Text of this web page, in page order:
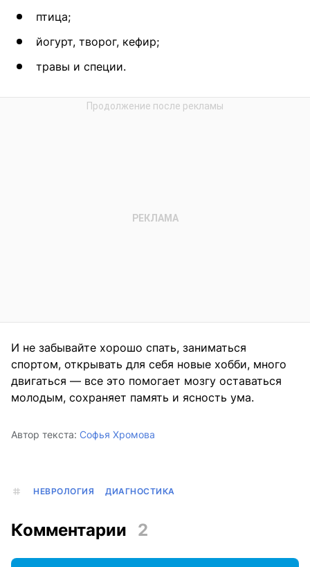
птица;
йогурт, творог, кефир;
травы и специи.
И не забывайте хорошо спать, заниматься
спортом, открывать для себя новые хобби, много
двигаться — все это помогает мозгу оставаться
молодым, сохраняет память и ясность ума.
Автор текста: Софья Хромова
НЕВРОЛОГИЯ ДИАГНОСТИКА
Комментарии 2